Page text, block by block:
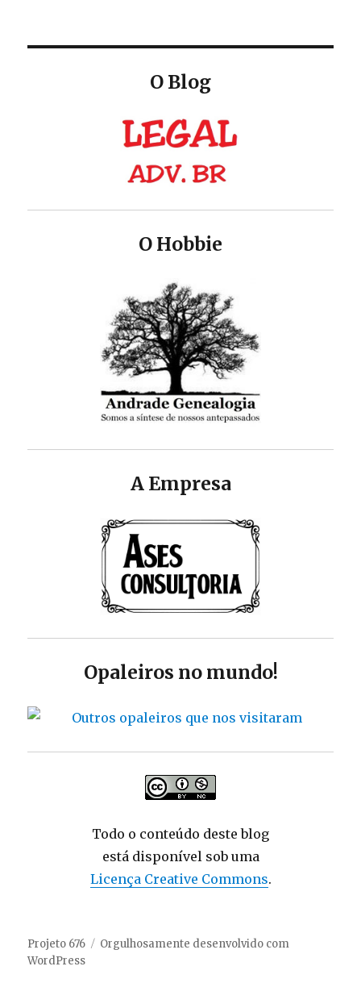
O Blog
O Hobbie
A Empresa
Opaleiros no mundo!
Todo o conteúdo deste blog
está disponível sob uma
Licença Creative Commons.
Projeto 676
Orgulhosamente desenvolvido com
WordPress